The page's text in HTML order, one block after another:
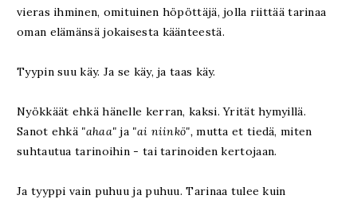
vieras ihminen, omituinen höpöttäjä, jolla riittää tarinaa
oman elämänsä jokaisesta käänteestä.
Tyypin suu käy. Ja se käy, ja taas käy.
Nyökkäät ehkä hänelle kerran, kaksi. Yrität hymyillä.
Sanot ehkä "ahaa" ja "ai niinkö",mutta et tiedä, miten
suhtautua tarinoihin - tai tarinoiden kertojaan.
Ja tyyppi vain puhuu ja puhuu. Tarinaa tulee kuin